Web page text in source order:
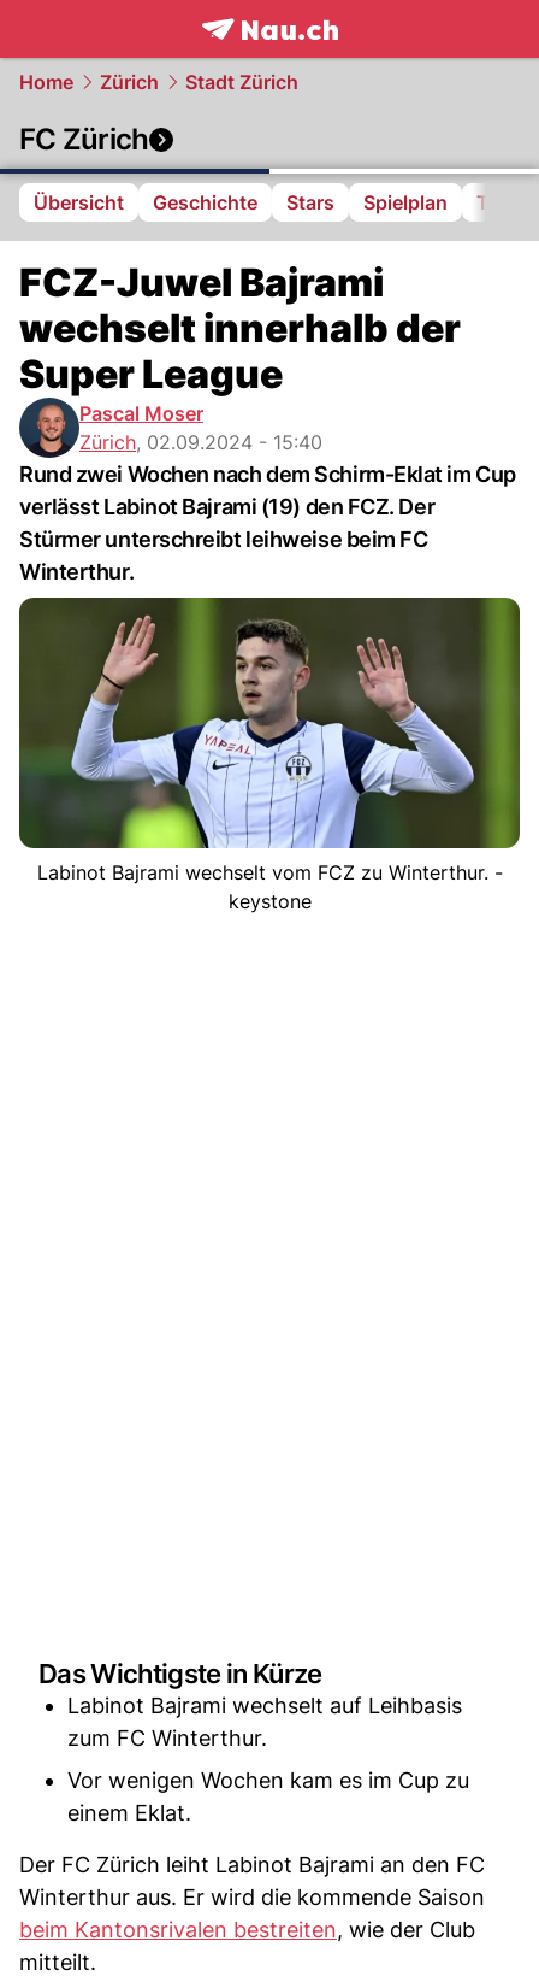
frontpage.NAU.ch
Home Zürich Stadt Zürich
FC Zürich
Übersicht Geschichte Stars Spielplan
FCZ-Juwel Bajrami
wechselt innerhalb der
Super League
Pascal Moser
Zürich, 02.09.2024 - 15:40
Rund zwei Wochen nach dem Schirm-Eklat im Cup
verlässt Labinot Bajrami (19) den FCZ. Der
Stürmer unterschreibt leihweise beim FC
Winterthur.
Labinot Bajrami wechselt vom FCZ zu Winterthur. -
keystone
Das Wichtigste in Kürze
Labinot Bajrami wechselt auf Leihbasis
zum FC Winterthur.
Vor wenigen Wochen kam es im Cup zu
einem Eklat.
Der FC Zürich leiht Labinot Bajrami an den FC
Winterthur aus. Er wird die kommende Saison
beim Kantonsrivalen bestreiten, wie der Club
mitteilt.